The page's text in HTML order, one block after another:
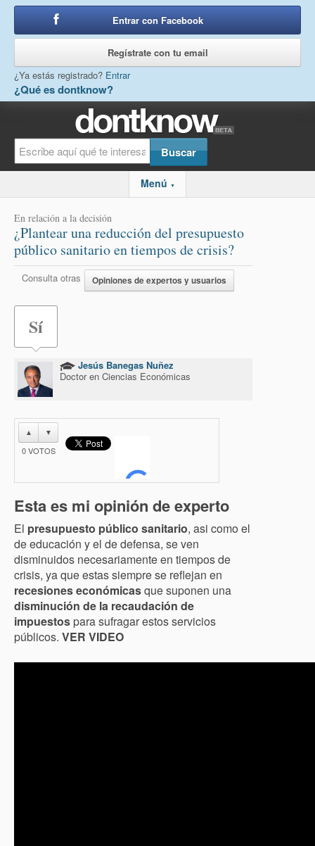
¿Qué es dontknow?
Entrar con Facebook
Regístrate con tu email
¿Ya estás registrado? Entrar
Menú ▼
En relación a la decisión
¿Plantear una reducción del presupuesto
público sanitario en tiempos de crisis?
Consulta otras Opiniones de expertos y usuarios
Sí
Jesús Banegas Nuñez
Doctor en Ciencias Económicas
▲ ▼
0VOTOS
Esta es mi opinión de experto
El presupuesto público sanitario, asi como el
de educación y el de defensa, se ven
disminuidos necesariamente en tiempos de
crisis, ya que estas siempre se reflejan en
recesiones económicasque suponen una
disminución de la recaudación de
impuestos para sufragar estos servicios
públicos. VER VIDEO